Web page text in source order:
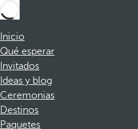
Inicio
Qué esperar
Invitados
Ideas y blog
Ceremonias
Destinos
Paquetes